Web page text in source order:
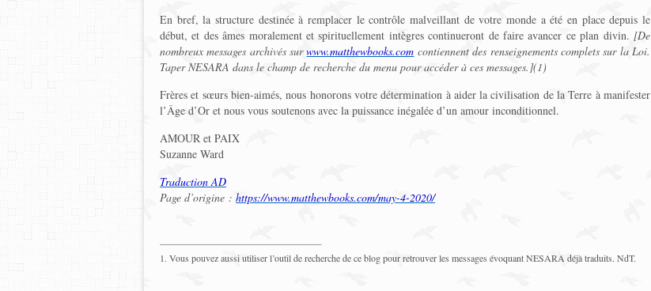
En bref, la structure destinée à remplacer le contrôle malveillant de votre monde a été en place depuis le
début, et des âmes moralement et spirituellement intègres continueront de faire avancer ce plan divin. [De
nombreux messages archivés surwww.matthewbooks.com contiennent des renseignements complets sur la Loi.
Taper NESARA dans le champ de recherche du menu pour accéder à ces messages.](1)
Frères et sœurs bien-aimés, nous honorons votre détermination à aider la civilisation de la Terre à manifester
l’Âge d’Or et nous vous soutenons avec la puissance inégalée d’un amour inconditionnel.
AMOUR et PAIX
Suzanne Ward
Traduction AD
Page d’origine : https://www.matthewbooks.com/may-4-2020/
1. Vous pouvez aussi utiliser l’outil de recherche de ce blog pour retrouver les messages évoquant NESARA déjà traduits. NdT.